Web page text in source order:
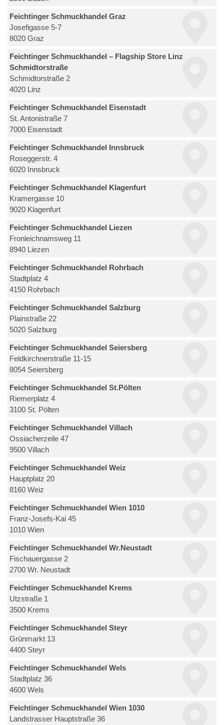
Feichtinger Schmuckhandel Graz
Josefigasse 5-7
8020 Graz
Feichtinger Schmuckhandel – Flagship Store Linz
Schmidtorstraße
Schmidtorstraße 2
4020 Linz
Feichtinger Schmuckhandel Eisenstadt
St. Antonistraße 7
7000 Eisenstadt
Feichtinger Schmuckhandel Innsbruck
Roseggerstr. 4
6020 Innsbruck
Feichtinger Schmuckhandel Klagenfurt
Kramergasse 10
9020 Klagenfurt
Feichtinger Schmuckhandel Liezen
Fronleichnamsweg 11
8940 Liezen
Feichtinger Schmuckhandel Rohrbach
Stadtplatz 4
4150 Rohrbach
Feichtinger Schmuckhandel Salzburg
Plainstraße 22
5020 Salzburg
Feichtinger Schmuckhandel Seiersberg
Feldkirchnerstraße 11-15
8054 Seiersberg
Feichtinger Schmuckhandel St.Pölten
Riemerplatz 4
3100 St. Pölten
Feichtinger Schmuckhandel Villach
Ossiacherzeile 47
9500 Villach
Feichtinger Schmuckhandel Weiz
Hauptplatz 20
8160 Weiz
Feichtinger Schmuckhandel Wien 1010
Franz-Josefs-Kai 45
1010 Wien
Feichtinger Schmuckhandel Wr.Neustadt
Fischauergasse 2
2700 Wr. Neustadt
Feichtinger Schmuckhandel Krems
Utzstraße 1
3500 Krems
Feichtinger Schmuckhandel Steyr
Grünmarkt 13
4400 Steyr
Feichtinger Schmuckhandel Wels
Stadtplatz 36
4600 Wels
Feichtinger Schmuckhandel Wien 1030
Landstrasser Hauptstraße 36